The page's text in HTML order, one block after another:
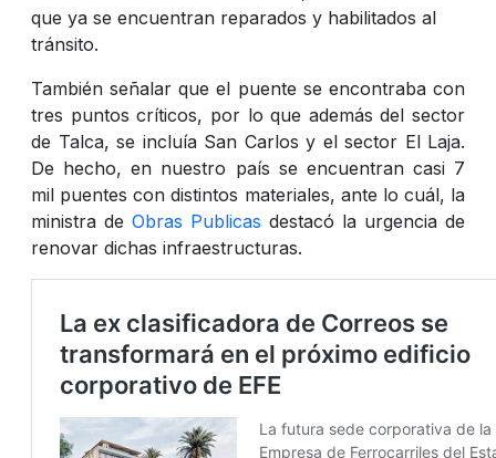
que ya se encuentran reparados y habilitados al
tránsito.
También señalar que el puente se encontraba con
tres puntos críticos, por lo que además del sector
de Talca, se incluía San Carlos y el sector El Laja.
De hecho, en nuestro país se encuentran casi 7
mil puentes con distintos materiales, ante lo cuál, la
ministra de Obras Publicas destacó la urgencia de
renovar dichas infraestructuras.